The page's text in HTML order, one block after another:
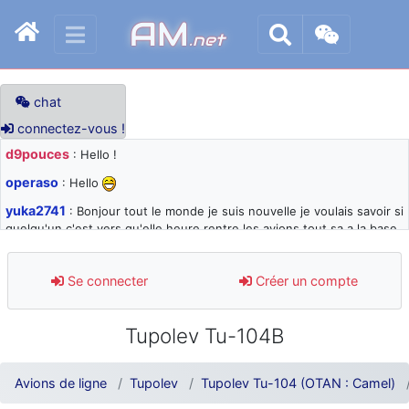
AM.net
chat
connectez-vous !
d9pouces : Hello !
operaso : Hello
yuka2741 : Bonjour tout le monde je suis nouvelle je voulais savoir si
quelqu'un c'est vers qu'elle heure rentre les avions tout sa a la base
d9pouces: désolé pour les quelques blocages du site ces derniers
jours : je teste des méthodes contre le spam et les bots trop nocifs
: Super, la nouvelle bannière
d9pouces
: je suis un avion@,._,+ > lesquels ? je ne suis pas sûr de
comprendre
Se connecter Créer un compte
Tupolev Tu-104B
Avions de ligne Tupolev Tupolev Tu-104 (OTAN : Camel)